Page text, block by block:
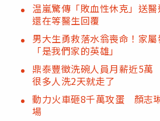
温嵐驚傳「敗血性休克」送
還在等醫生回覆
男大生勇救落水翁喪命！家
「是我們家的英雄」
鼎泰豐徵洗碗人員月薪近5萬
很多人洗2天就走了
動力火車砸8千萬攻蛋 顏志
場